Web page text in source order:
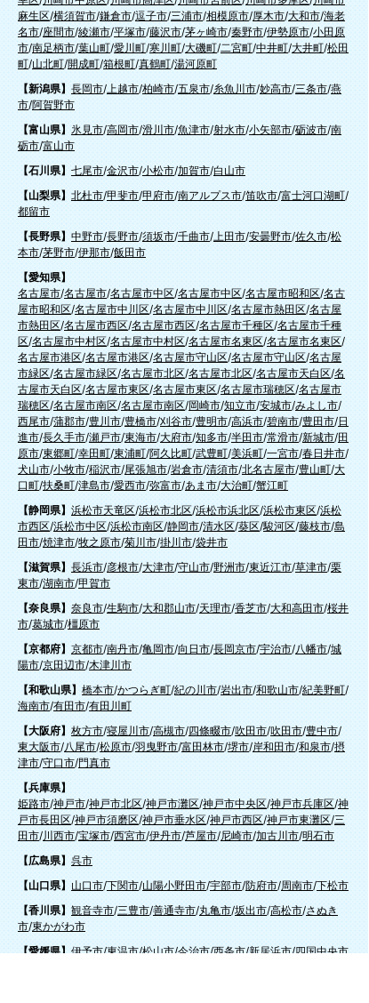
麻生区/横須賀市/鎌倉市/逗子市/三浦市/相模原市/厚木市/大和市/海老
名市/座間市/綾瀬市/平塚市/藤沢市/茅ヶ崎市/秦野市/伊勢原市/小田原
市/南足柄市/葉山町/愛川町/寒川町/大磯町/二宮町/中井町/大井町/松田
町/山北町/開成町/箱根町/真鶴町/湯河原町
【新潟県】 長岡市/ 上越市/柏崎市/五泉市/糸魚川市/妙高市/三条市/燕
市/阿賀野市
【富山県】 氷見市/高岡市/滑川市/魚津市/射水市/小矢部市/砺波市/南
砺市/富山市
【石川県】 七尾市/金沢市/小松市/加賀市/白山市
【山梨県】 北杜市/甲斐市/甲府市/南アルプス市/笛吹市/富士河口湖町/
都留市
【長野県】 中野市/長野市/須坂市/千曲市/ 上田市/安曇野市/佐久市/松
本市/茅野市/伊那市/飯田市
【愛知県】
名古屋市/名古屋市/名古屋市中区/名古屋市中区/名古屋市昭和区/名古
屋市昭和区/名古屋市中川区/名古屋市中川区/名古屋市熱田区/名古屋
市熱田区/名古屋市西区/名古屋市西区/名古屋市千種区/名古屋市千種
区/名古屋市中村区/名古屋市中村区/名古屋市名東区/名古屋市名東区/
名古屋市港区/名古屋市港区/名古屋市守山区/名古屋市守山区/名古屋
市緑区/名古屋市緑区/名古屋市北区/名古屋市北区/名古屋市天白区/名
古屋市天白区/名古屋市東区/名古屋市東区/名古屋市瑞穂区/名古屋市
瑞穂区/名古屋市南区/名古屋市南区/岡崎市/知立市/安城市/みよし市/
西尾市/蒲郡市/豊川市/豊橋市/刈谷市/豊明市/高浜市/碧南市/豊田市/日
進市/長久手市/瀬戸市/東海市/大府市/知多市/半田市/常滑市/新城市/田
原市/東郷町/幸田町/東浦町/阿久比町/武豊町/美浜町/一宮市/春日井市/
犬山市/小牧市/稲沢市/尾張旭市/岩倉市/清須市/北名古屋市/豊山町/大
口町/扶桑町/津島市/愛西市/弥富市/あま市/大治町/蟹江町
【静岡県】 浜松市天竜区/浜松市北区/浜松市浜北区/浜松市東区/浜松
市西区/浜松市中区/浜松市南区/静岡市/清水区/葵区/駿河区/藤枝市/島
田市/焼津市/牧之原市/菊川市/掛川市/袋井市
【滋賀県】 長浜市/彦根市/大津市/守山市/野洲市/東近江市/草津市/栗
東市/湖南市/甲賀市
【奈良県】 奈良市/生駒市/大和郡山市/天理市/香芝市/大和高田市/桜井
市/葛城市/橿原市
【京都府】 京都市/南丹市/亀岡市/向日市/長岡京市/宇治市/八幡市/城
陽市/京田辺市/木津川市
【和歌山県】 橋本市/かつらぎ町/紀の川市/岩出市/和歌山市/紀美野町/
海南市/有田市/有田川町
【大阪府】 枚方市/寝屋川市/高槻市/四條畷市/吹田市/吹田市/豊中市/
東大阪市/八尾市/松原市/羽曳野市/富田林市/堺市/岸和田市/和泉市/摂
津市/守口市/門真市
【兵庫県】
姫路市/神戸市/神戸市北区/神戸市灘区/神戸市中央区/神戸市兵庫区/神
戸市長田区/神戸市須磨区/神戸市垂水区/神戸市西区/神戸市東灘区/三
田市/川西市/宝塚市/西宮市/伊丹市/芦屋市/尼崎市/加古川市/明石市
【広島県】 呉市
【山口県】 山口市/下関市/山陽小野田市/宇部市/防府市/周南市/下松市
【香川県】 観音寺市/三豊市/善通寺市/丸亀市/坂出市/高松市/さぬき
市/東かがわ市
【愛媛県】伊予市/東温市/松山市/今治市/西条市/新居浜市/四国中央市